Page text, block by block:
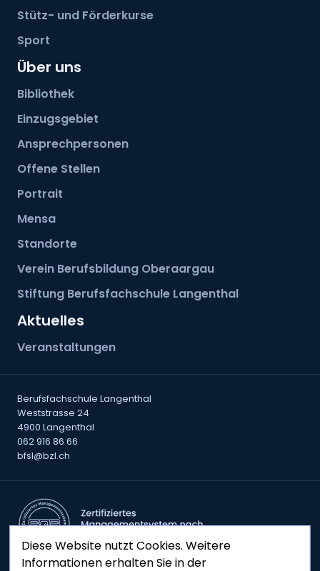
Stütz- und Förderkurse
Sport
Über uns
Bibliothek
Einzugsgebiet
Ansprechpersonen
Offene Stellen
Portrait
Mensa
Standorte
Verein Berufsbildung Oberaargau
Stiftung Berufsfachschule Langenthal
Aktuelles
Veranstaltungen
Berufsfachschule Langenthal
Weststrasse 24
4900 Langenthal
062 916 86 66
bfsl@bzl.ch
Diese Website nutzt Cookies. Weitere
Informationen erhalten Sie in der